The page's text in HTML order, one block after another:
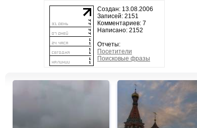
Создан: 13.08.2006
Записей: 2151
Комментариев: 7
Написано: 2152
Отчеты:
Посетители
Поисковые фразы